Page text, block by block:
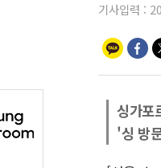
기사입력 :
싱가포
'싱 방